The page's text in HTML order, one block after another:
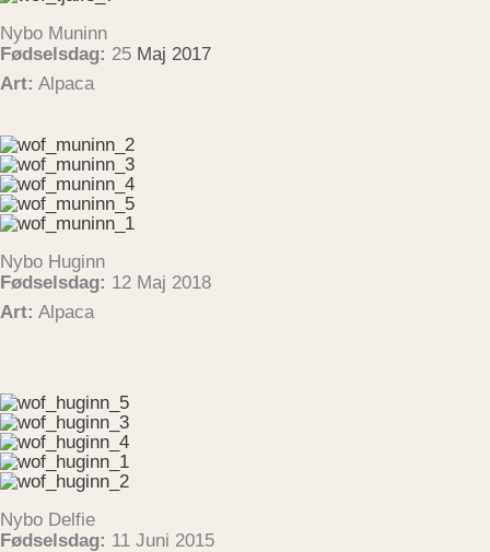
Nybo Muninn
Fødselsdag: 25 Maj 2017
Art: Alpaca
Nybo Huginn
Fødselsdag: 12 Maj 2018
Art: Alpaca
Nybo Delfie
Fødselsdag: 11 Juni 2015